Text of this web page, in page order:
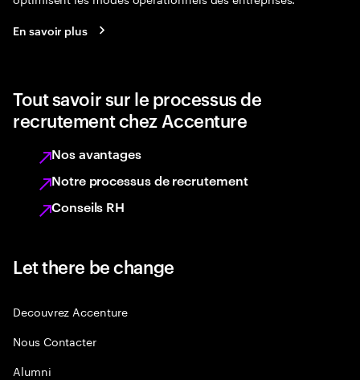
En savoir plus
Tout savoir sur le processus de
recrutement chez Accenture
Nos avantages
Notre processus de recrutement
Conseils RH
Let there be change
Decouvrez Accenture
Nous Contacter
Alumni